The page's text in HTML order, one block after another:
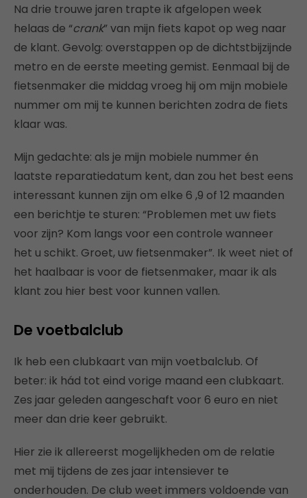
Na drie trouwe jaren trapte ik afgelopen week
helaas de “crank” van mijn fiets kapot op weg naar
de klant. Gevolg: overstappen op de dichtstbijzijnde
metro en de eerste meeting gemist. Eenmaal bij de
fietsenmaker die middag vroeg hij om mijn mobiele
nummer om mij te kunnen berichten zodra de fiets
klaar was.
Mijn gedachte: als je mijn mobiele nummer én
laatste reparatiedatum kent, dan zou het best eens
interessant kunnen zijn om elke 6 ,9 of 12 maanden
een berichtje te sturen: “Problemen met uw fiets
voor zijn? Kom langs voor een controle wanneer
het u schikt. Groet, uw fietsenmaker”. Ik weet niet of
het haalbaar is voor de fietsenmaker, maar ik als
klant zou hier best voor kunnen vallen.
De voetbalclub
Ik heb een clubkaart van mijn voetbalclub. Of
beter: ik hád tot eind vorige maand een clubkaart.
Zes jaar geleden aangeschaft voor 6 euro en niet
meer dan drie keer gebruikt.
Hier zie ik allereerst mogelijkheden om de relatie
met mij tijdens de zes jaar intensiever te
onderhouden. De club weet immers voldoende van